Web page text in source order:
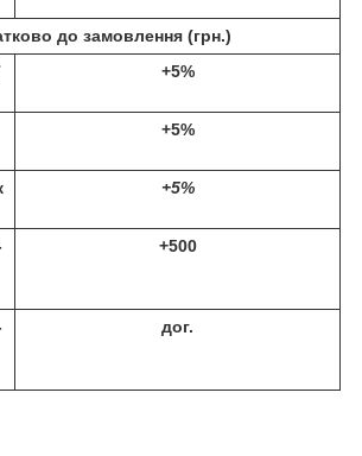
до замовлення (грн.)
+5%
+5%
+5%
+500
дог.